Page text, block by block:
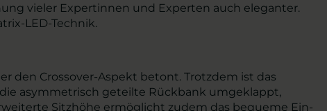
vieler Expertinnen und Experten auch eleganter.
LED-Technik.
den Crossover-Aspekt betont. Trotzdem ist das
asymmetrisch geteilte Rückbank umgeklappt,
Sitzhöhe ermöglicht zudem das bequeme Ein-